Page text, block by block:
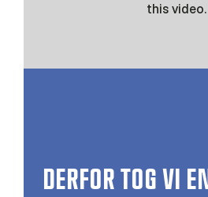
DERFOR TOG VI
this video.